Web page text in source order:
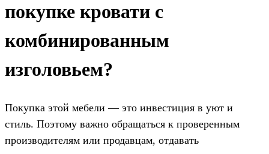
покупке кровати с
комбинированным
изголовьем?
Покупка этой мебели — это инвестиция в уют и
стиль. Поэтому важно обращаться к проверенным
производителям или продавцам, отдавать